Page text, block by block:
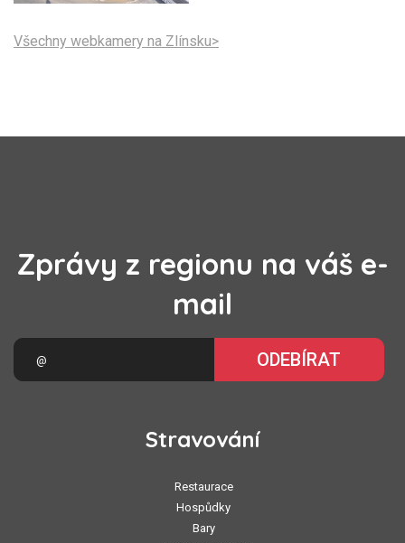
Všechny webkamery na Zlínsku>
Zprávy z regionu na váš e-
mail
ODEBÍRAT
Stravování
Restaurace
Hospůdky
Bary